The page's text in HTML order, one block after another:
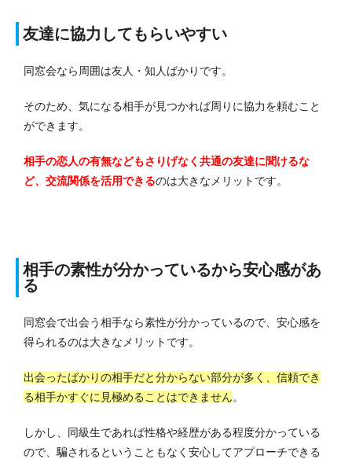
友達に協力してもらいやすい
同窓会なら周囲は友人・知人ばかりです。
そのため、気になる相手が見つかれば周りに協力を頼むこと
ができます。
相手の恋人の有無などもさりげなく共通の友達に聞けるな
ど、交流関係を活用できるのは大きなメリットです。
相手の素性が分かっているから安心感があ
る
同窓会で出会う相手なら素性が分かっているので、安心感を
得られるのは大きなメリットです。
出会ったばかりの相手だと分からない部分が多く、信頼でき
る相手かすぐに見極めることはできません。
しかし、同級生であれば性格や経歴がある程度分かっている
ので、騙されるということもなく安心してアプローチできる